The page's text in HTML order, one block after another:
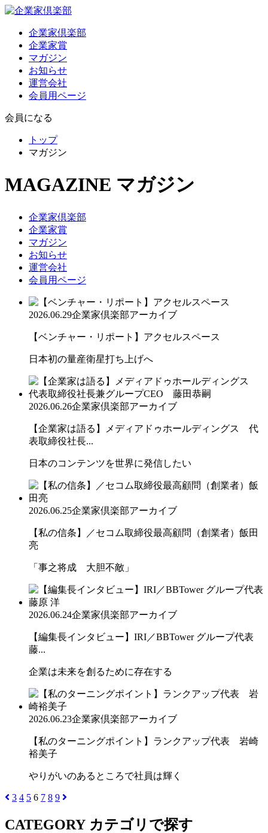
企業家倶楽部
企業家賞
マガジン
お知らせ
運営会社
会員用ページ
会員になる
トップ
マガジン
MAGAZINE マガジン
企業家倶楽部
企業家賞
マガジン
お知らせ
運営会社
会員用ページ
2026.06.29企業家倶楽部アーカイブ
【ベンチャー・リポート】アクセルスペース
日本初の量産衛星打ち上げへ
2026.06.26企業家倶楽部アーカイブ
【企業家は語る】メディアドゥホールディングス 代
表取締役社長...
日本のコンテンツを世界に発信したい
2026.06.25企業家倶楽部アーカイブ
【私の信条】／セコム取締役最高顧問（創業者）飯田
亮
「事之将成 大胆不敵」
2026.06.24企業家倶楽部アーカイブ
【編集長インタビュー】IRI／BBTower グループ代表
藤...
企業は未来を創るために存在する
2026.06.23企業家倶楽部アーカイブ
【私のターニングポイント】ランクアップ代表 岩崎
裕美子
やりがいのあるところで社員は輝く
3 4 5 6 7 8 9
CATEGORY カテゴリで探す